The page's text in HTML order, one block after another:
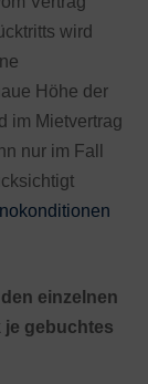
wird
Höhe der
im Mietvertrag
nur im Fall
einzelnen
je gebuchtes